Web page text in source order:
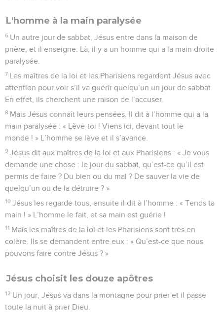
L'homme à la main paralysée
6 Un autre jour de sabbat, Jésus entre dans la maison de
prière, et il enseigne. Là, il y a un homme qui a la main droite
paralysée.
7 Les maîtres de la loi et les Pharisiens regardent Jésus avec
attention pour voir s’il va guérir quelqu’un un jour de sabbat.
En effet, ils cherchent une raison de l’accuser.
8 Mais Jésus connaît leurs pensées. Il dit à l’homme qui a la
main paralysée : « Lève-toi ! Viens ici, devant tout le
monde ! » L’homme se lève et il s’avance.
9 Jésus dit aux maîtres de la loi et aux Pharisiens : « Je vous
demande une chose : le jour du sabbat, qu’est-ce qu’il est
permis de faire ? Du bien ou du mal ? De sauver la vie de
quelqu’un ou de la détruire ? »
10 Jésus les regarde tous, ensuite il dit à l’homme : « Tends ta
main ! » L’homme le fait, et sa main est guérie !
11 Mais les maîtres de la loi et les Pharisiens sont très en
colère. Ils se demandent entre eux : « Qu’est-ce que nous
pouvons faire contre Jésus ? »
Jésus choisit les douze apôtres
12 Un jour, Jésus va dans la montagne pour prier et il passe
toute la nuit à prier Dieu.